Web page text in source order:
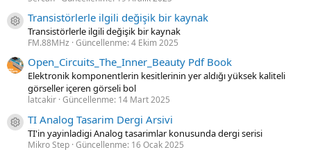
Kaynak ikon/amblem
Transistörlerle ilgili değişik bir kaynak
Transistörlerle ilgili değişik bir kaynak
FM.88MHz Güncellenme:4 Ekim 2025
Open_Circuits_The_Inner_Beauty Pdf Book
Elektronik komponentlerin kesitlerinin yer aldığı yüksek kaliteli
görseller içeren görseli bol
latcakir Güncellenme: 14 Mart 2025
Kaynak ikon/amblem
TI Analog Tasarim Dergi Arsivi
TI'in yayinladigi Analog tasarimlar konusunda dergi serisi
Mikro Step Güncellenme: 16 Ocak 2025